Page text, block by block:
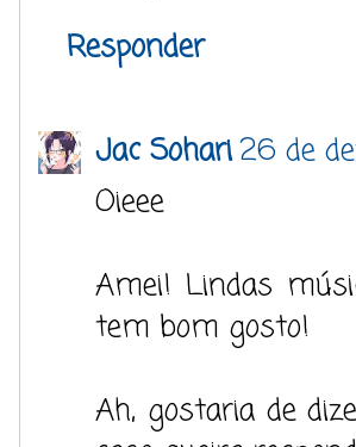
Responder
Jac Sohari26 de
Oieee
Amei! Lindas
tem bom gosto!
Ah, gostaria de